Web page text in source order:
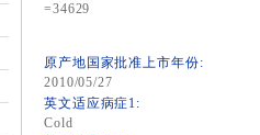
=34629
原产地国家批准上市年份:
2010/05/27
英文适应病症1:
Cold